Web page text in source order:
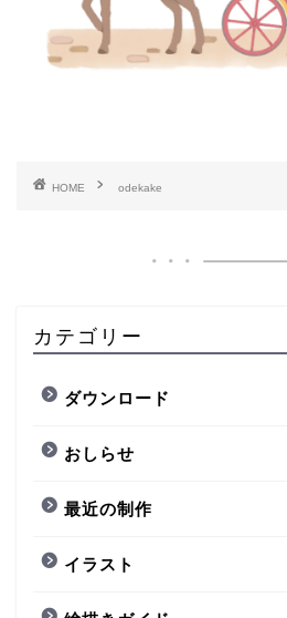
HOME odekake
カテゴリー
ダウンロード
おしらせ
最近の制作
イラスト